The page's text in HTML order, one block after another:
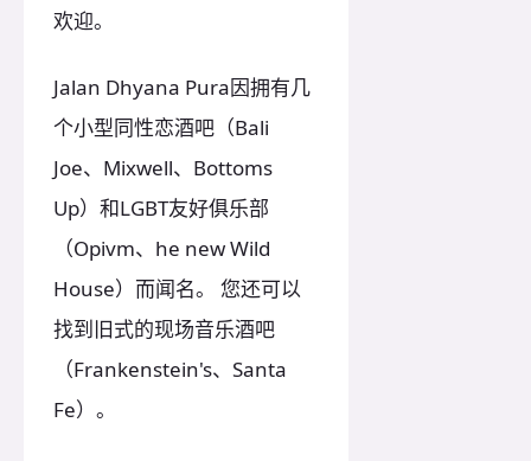
欢迎。
Jalan Dhyana Pura因拥有几
个小型同性恋酒吧（Bali
Joe、Mixwell、Bottoms
Up）和LGBT友好俱乐部
（Opivm、he new Wild
House）而闻名。 您还可以
找到旧式的现场音乐酒吧
（Frankenstein's、Santa
Fe）。